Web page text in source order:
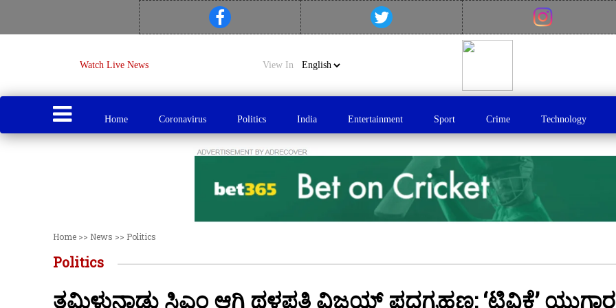
Watch Live News View In
Home Coronavirus Politics India Entertainment Sport Crime Technology
Home >> News >> Politics
Politics
ತಮಿಳುನಾಡು ಸಿಎಂ ಆಗಿ ಥಳಪತಿ ವಿಜಯ್ ಪದಗ್ರಹಣ: ‘ಟಿವಿಕೆ’